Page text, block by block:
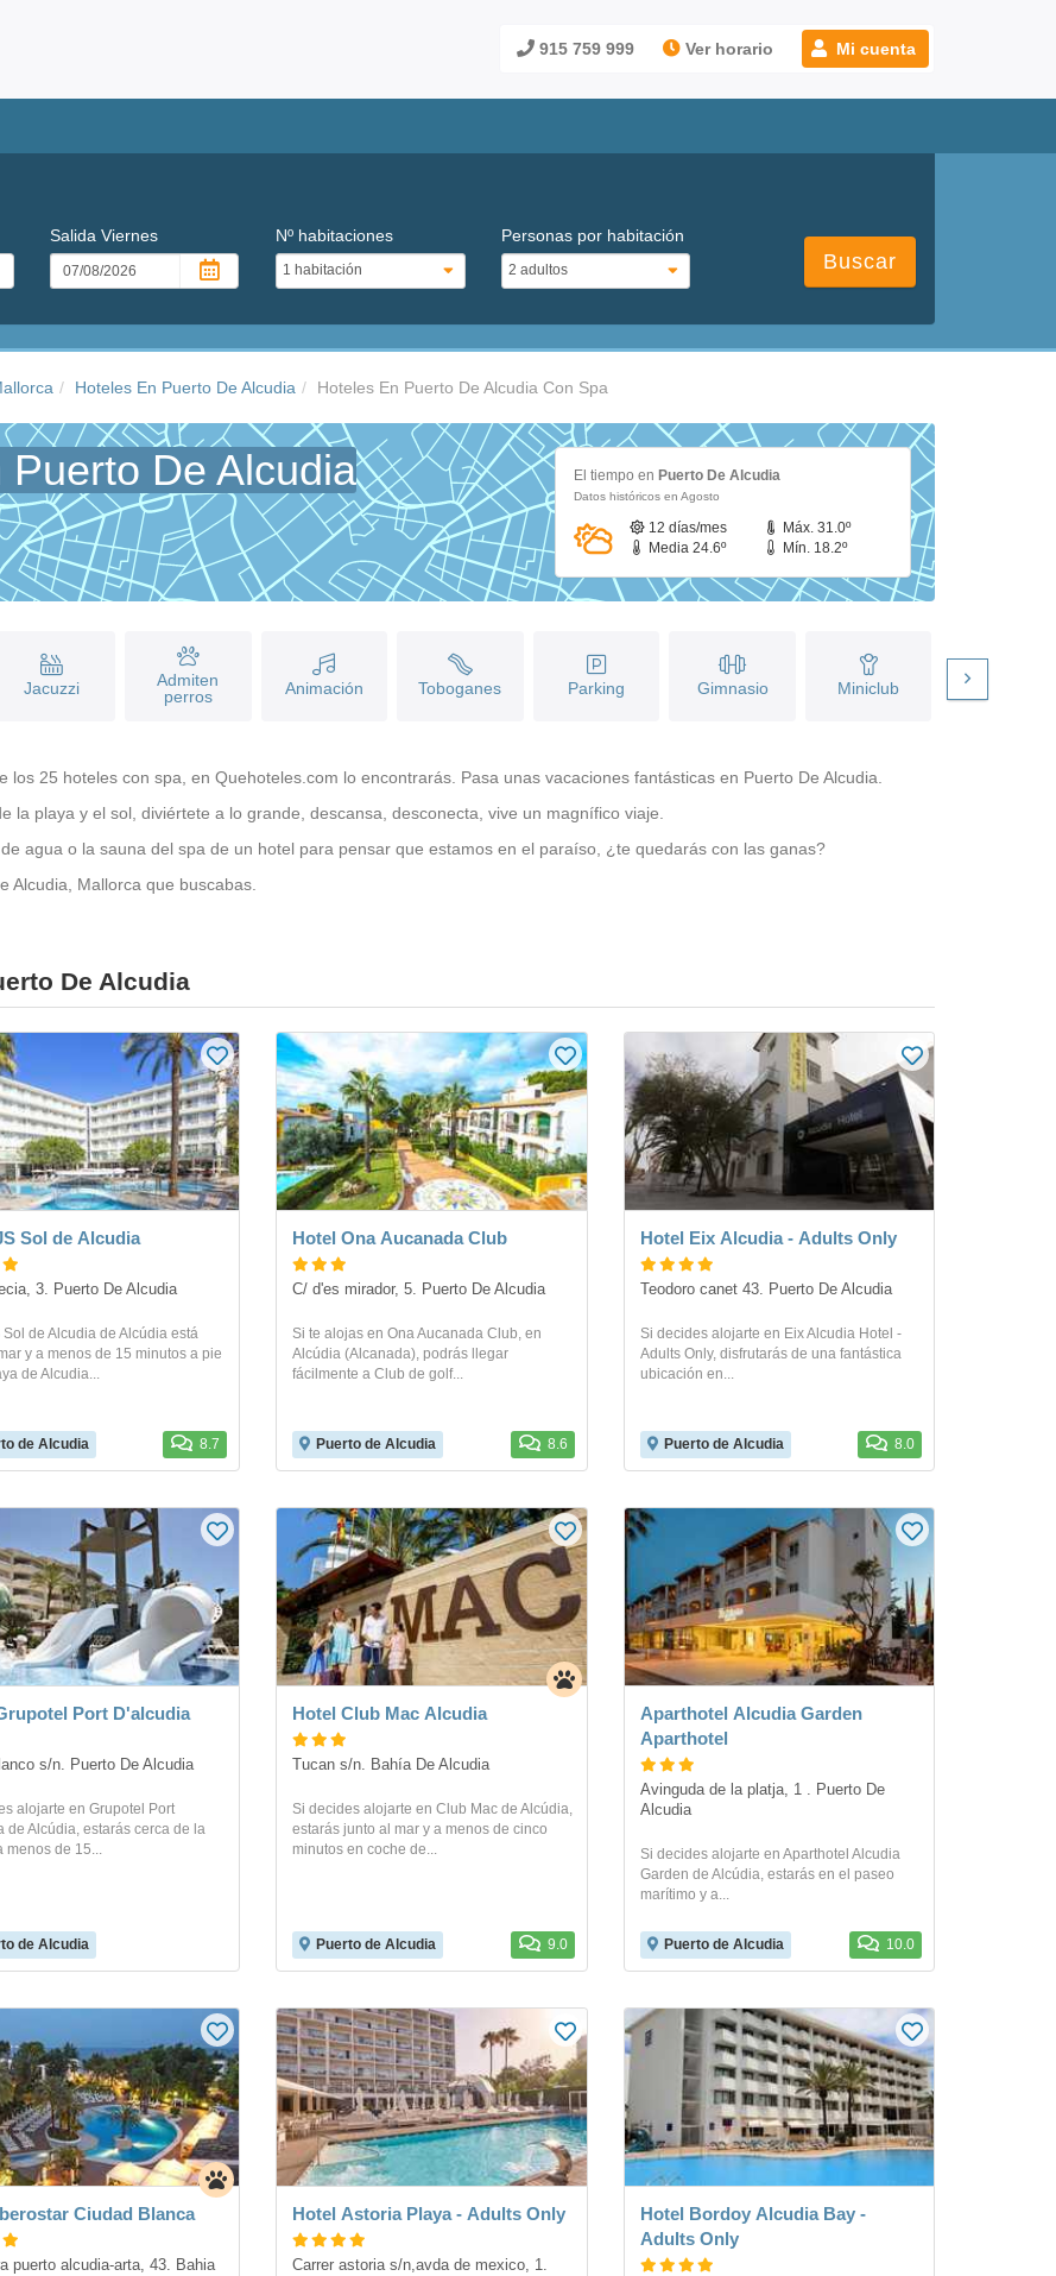
915 759 999 Ver horario Mi cuenta
SalidaViernes Nº habitaciones Personas por habitación
Buscar
Hoteles En Puerto De Alcudia Hoteles En Puerto De Alcudia Con Spa
De Alcudia El tiempo en Puerto De Alcudia
Datos históricos en Agosto
12 días/mes
Máx. 31.0º
Media 24.6º
Mín. 18.2º
Jacuzzi
Admiten
perros
Animación Toboganes Parking Gimnasio Miniclub
dietéticos
25 hoteles con spa, en Quehoteles.com lo encontrarás. Pasa unas vacaciones fantásticas en Puerto De Alcudia.
la playa y el sol, diviértete a lo grande, descansa, desconecta, vive un magnífico viaje.
agua o la sauna del spa de un hotel para pensar que estamos en el paraíso, ¿te quedarás con las ganas?
Alcudia, Mallorca que buscabas.
De Alcudia
Sol de Alcudia
3. Puerto De Alcudia
Sol de Alcudia de Alcúdia está
y a menos de 15 minutos a pie
de Alcudia...
de Alcudia 8.7
Hotel Ona Aucanada Club
C/ d'es mirador, 5. Puerto De Alcudia
Si te alojas en Ona Aucanada Club, en
Alcúdia (Alcanada), podrás llegar
fácilmente a Club de golf...
Puerto de Alcudia 8.6
Hotel Eix Alcudia - Adults Only
Teodoro canet 43. Puerto De Alcudia
Si decides alojarte en Eix Alcudia Hotel -
Adults Only, disfrutarás de una fantástica
ubicación en...
Puerto de Alcudia 8.0
Port D'alcudia
s/n. Puerto De Alcudia
alojarte en Grupotel Port
de Alcúdia, estarás cerca de la
menos de 15...
de Alcudia
Hotel Club Mac Alcudia
Tucan s/n. Bahía De Alcudia
Si decides alojarte en Club Mac de Alcúdia,
estarás junto al mar y a menos de cinco
minutos en coche de...
Puerto de Alcudia 9.0
Aparthotel Alcudia Garden
Aparthotel
Avinguda de la platja, 1 . Puerto De
Alcudia
Si decides alojarte en Aparthotel Alcudia
Garden de Alcúdia, estarás en el paseo
marítimo y a...
Puerto de Alcudia 10.0
Ciudad Blanca
puerto alcudia-arta, 43. Bahia
Hotel Astoria Playa - Adults Only
Carrer astoria s/n,avda de mexico, 1.
Hotel Bordoy Alcudia Bay -
Adults Only